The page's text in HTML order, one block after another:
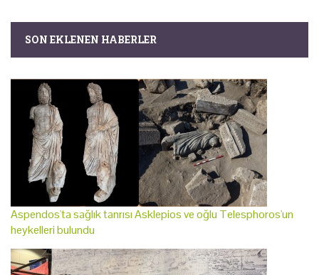
SON EKLENEN HABERLER
Aspendos'ta sağlık tanrısı Asklepios ve oğlu Telesphoros'un
heykelleri bulundu